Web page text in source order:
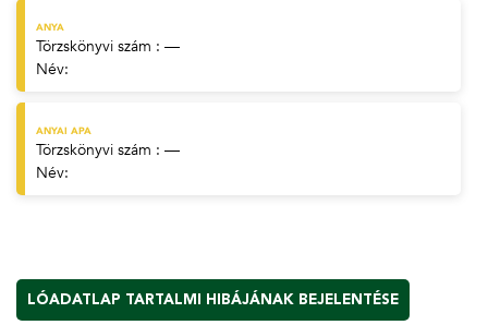
ANYA
Törzskönyvi szám : —
Név:
ANYAI APA
Törzskönyvi szám : —
Név:
LÓADATLAP TARTALMI HIBÁJÁNAK BEJELENTÉSE